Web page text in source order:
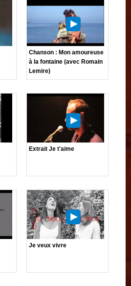
Chanson : Mon amoureuse
à la fontaine (avec Romain
Lemire)
Extrait Je t'aime
Je veux vivre